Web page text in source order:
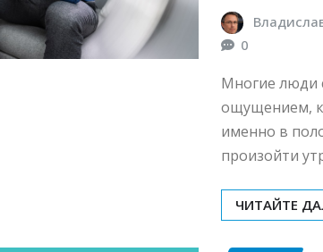
0
Многие люди
ощущением,
именно в
произойти
ЧИТАЙТЕ